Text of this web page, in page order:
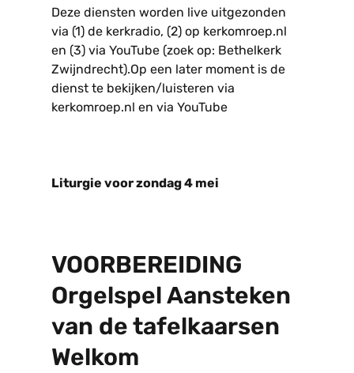
Deze diensten worden live uitgezonden
via (1) de kerkradio, (2) op kerkomroep.nl
en (3) via YouTube (zoek op: Bethelkerk
Zwijndrecht).Op een later moment is de
dienst te bekijken/luisteren via
kerkomroep.nl en via YouTube
Liturgie voor zondag 4 mei
VOORBEREIDING
Orgelspel Aansteken
van de tafelkaarsen
Welkom